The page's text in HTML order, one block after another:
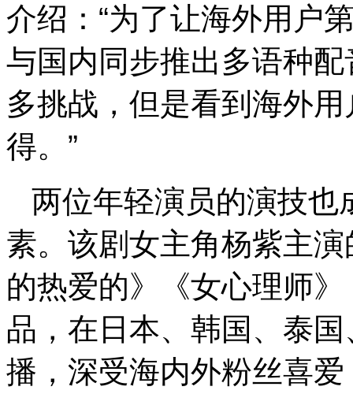
介绍：“为了让海外用户
与国内同步推出多语种
多挑战，但是看到海外
得。”
两位年轻演员的演技也
素。该剧女主角杨紫主
的热爱的》《女心理师
品，在日本、韩国、泰
播，深受海内外粉丝喜